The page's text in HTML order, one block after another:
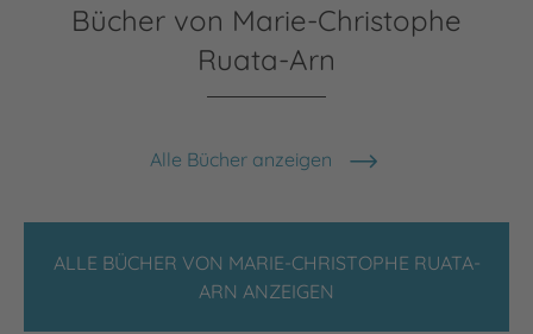
Bücher von Marie-Christophe
Ruata-Arn
Alle Bücher anzeigen
ALLE BÜCHER VON MARIE-CHRISTOPHE RUATA-
ARN ANZEIGEN